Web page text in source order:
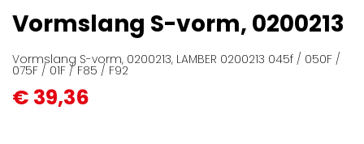
begin
van
afbeeldingen-
Vormslang S-vorm, 0200213
Vormslang S-vorm, 0200213, LAMBER 0200213 045f / 050F /
075F / 01F / F85 / F92
€ 39,36